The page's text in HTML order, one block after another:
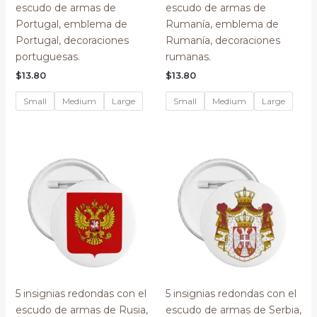
escudo de armas de
Portugal, emblema de
Portugal, decoraciones
portuguesas.
$13.80
Small Medium Large
escudo de armas de
Rumanía, emblema de
Rumanía, decoraciones
rumanas.
$13.80
Small Medium Large
5 insignias redondas con el
escudo de armas de Rusia,
5 insignias redondas con el
escudo de armas de Serbia,